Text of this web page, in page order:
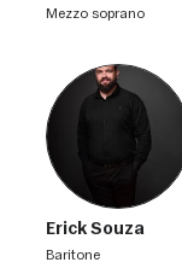
mezzo soprano
Erick Souza
baritone